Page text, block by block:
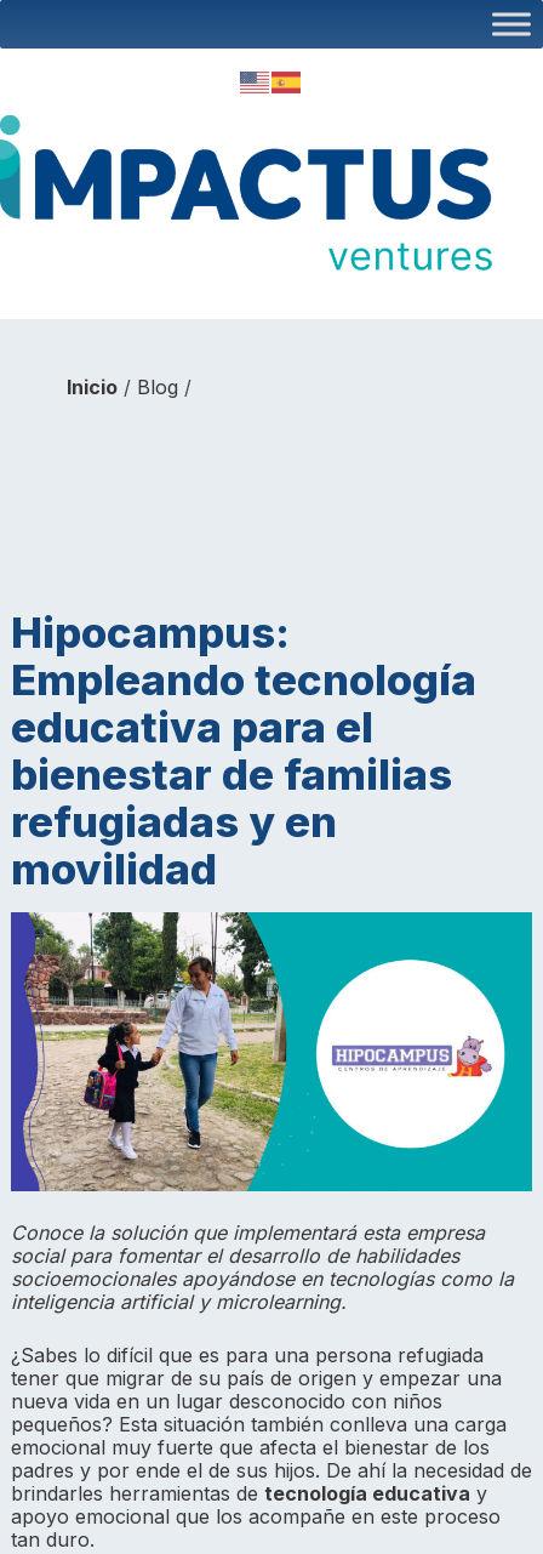
Inicio/ Blog /
Hipocampus:
Empleando tecnología
educativa para el
bienestar de familias
refugiadas y en
movilidad
Conoce la solución que implementará esta empresa
social para fomentar el desarrollo de habilidades
socioemocionales apoyándose en tecnologías como la
inteligencia artificial y microlearning.
¿Sabes lo difícil que es para una persona refugiada
tener que migrar de su país de origen y empezar una
nueva vida en un lugar desconocido con niños
pequeños? Esta situación también conlleva una carga
emocional muy fuerte que afecta el bienestar de los
padres y por ende el de sus hijos. De ahí la necesidad de
brindarles herramientas de tecnología educativa y
apoyo emocional que los acompañe en este proceso
tan duro.